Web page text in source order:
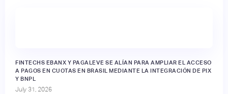
FINTECHS EBANX Y PAGALEVE SE ALÍAN PARA AMPLIAR EL ACCESO
A PAGOS EN CUOTAS EN BRASIL MEDIANTE LA INTEGRACIÓN DE PIX
Y BNPL
July 31, 2026